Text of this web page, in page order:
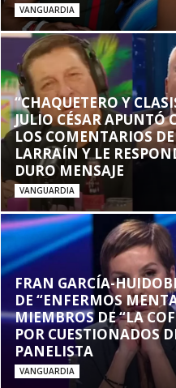
VANGUARDIA
“CHAQUETERO Y
JULIO CÉSAR APUNTÓ
LOS COMENTARIOS
LARRAÍN Y LE
DURO MENSAJE
VANGUARDIA
FRAN GARCÍA-
DE “ENFERMOS
MIEMBROS DE “LA
POR CUESTIONADOS
PANELISTA
VANGUARDIA